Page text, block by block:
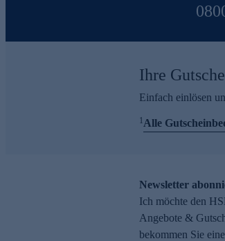
Ihre
Einfach einlösen
1Alle
Newsletter
Ich möchte den
Angebote &
bekommen Sie